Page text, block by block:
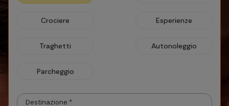
Crociere
Crociere
Crociere Esperienze
Traghetti Autonoleggio
Parcheggio
Destinazione *